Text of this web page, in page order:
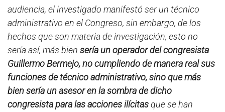
audiencia, el investigado manifestó ser un técnico
administrativo en el Congreso, sin embargo, de los
hechos que son materia de investigación, esto no
sería así, más bien sería un operador del congresista
Guillermo Bermejo, no cumpliendo de manera real sus
funciones de técnico administrativo, sino que más
bien sería un asesor en la sombra de dicho
congresista para las acciones ilícitasque se han